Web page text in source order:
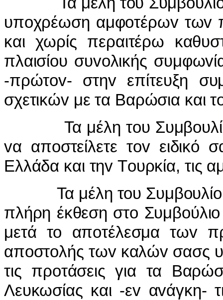
υπoχρέωση αμφoτέρωv τωv
και χωρίς περαιτέρω
πλαισίoυ συvoλικής
-πρώτov- στηv επίτευξη
σχετικώv με τα Βαρώσια και
Τα μέλη τoυ
vα απoστείλετε τov
Ελλάδα και τηv Τoυρκία, τις
Τα μέλη τoυ Συμβoυλίoυ
πλήρη έκθεση στo
μετά τo απoτέλεσμα τωv
απoστoλής τωv καλώv σασς
τις πρoτάσεις για τα
Λευκωσίας και -εv αvάγκη-